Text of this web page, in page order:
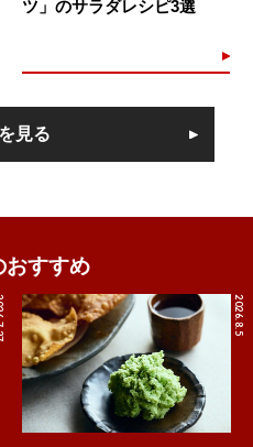
ツ」のサラダレシピ3選
見る
おすすめ
2026.8.5